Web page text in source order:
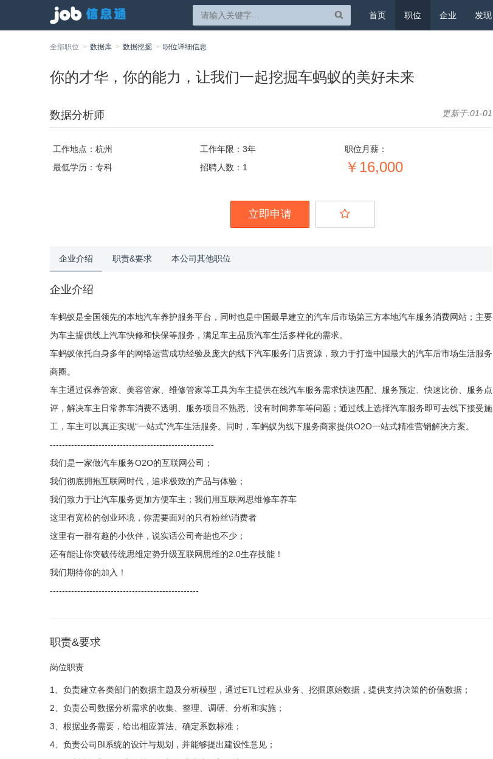
首页 职位 企业 发现
全部职位 数据库 数据挖掘 职位详细信息
你的才华，你的能力，让我们一起挖掘车蚂蚁的美好未来
数据分析师 更新于:01-01
工作地点：杭州
工作年限：3年
最低学历：专科
招聘人数：1
职位月薪：
￥16,000
立即申请
企业介绍 职责&要求 本公司其他职位
企业介绍
车蚂蚁是全国领先的本地汽车养护服务平台，同时也是中国最早建立的汽车后市场第三方本地汽车服务消费网站；主要
为车主提供线上汽车快修和快保等服务，满足车主品质汽车生活多样化的需求。
车蚂蚁依托自身多年的网络运营成功经验及庞大的线下汽车服务门店资源，致力于打造中国最大的汽车后市场生活服务
商圈。
车主通过保养管家、美容管家、维修管家等工具为车主提供在线汽车服务需求快速匹配、服务预定、快速比价、服务点
评，解决车主日常养车消费不透明、服务项目不熟悉、没有时间养车等问题；通过线上选择汽车服务即可去线下接受施
工，车主可以真正实现“一站式”汽车生活服务。同时，车蚂蚁为线下服务商家提供O2O一站式精准营销解决方案。
------------------------------------------------------
我们是一家做汽车服务O2O的互联网公司；
我们彻底拥抱互联网时代，追求极致的产品与体验；
我们致力于让汽车服务更加方便车主；我们用互联网思维修车养车
这里有宽松的创业环境，你需要面对的只有粉丝\消费者
这里有一群有趣的小伙伴，说实话公司奇葩也不少；
还有能让你突破传统思维定势升级互联网思维的2.0生存技能！
我们期待你的加入！
-------------------------------------------------
职责&要求
岗位职责
1、负责建立各类部门的数据主题及分析模型，通过ETL过程从业务、挖掘原始数据，提供支持决策的价值数据；
2、负责公司数据分析需求的收集、整理、调研、分析和实施；
3、根据业务需要，给出相应算法、确定系数标准；
4、负责公司BI系统的设计与规划，并能够提出建设性意见；